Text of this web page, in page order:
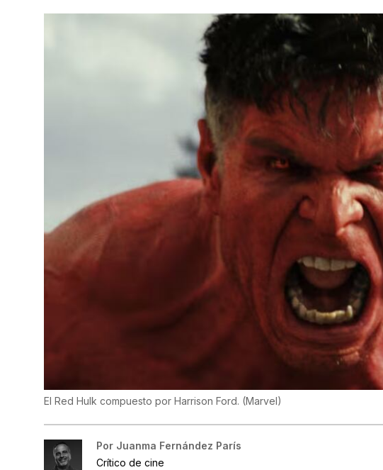
El Red Hulk compuesto por Harrison Ford. (Marvel)
Por Juanma Fernández París
Crítico de cine